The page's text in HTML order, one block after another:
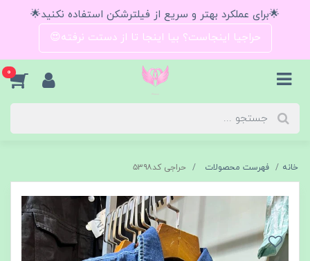
🌟برای عملکرد بهتر و سریع از فیلترشکن استفاده نکنید🌟
حراجیا اینجاست؟ بیا اینجا تا از دستت نرفته😍
0
خانه فهرست محصولات حراجی کد۵۳۹۸